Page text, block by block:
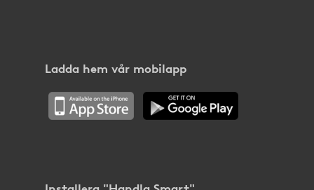
Ladda hem vår mobilapp